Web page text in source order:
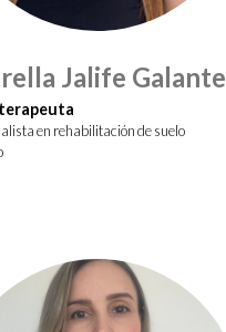
Jalife Galante
en rehabilitación de suelo